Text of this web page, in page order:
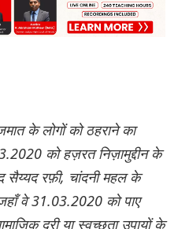
के लोगों को ठहराने का
को हज़रत निज़ामुद्दीन के
रफ़ी, चांदनी महल के
वे 31.03.2020 को पाए
दूरी या स्वच्छता उपायों के